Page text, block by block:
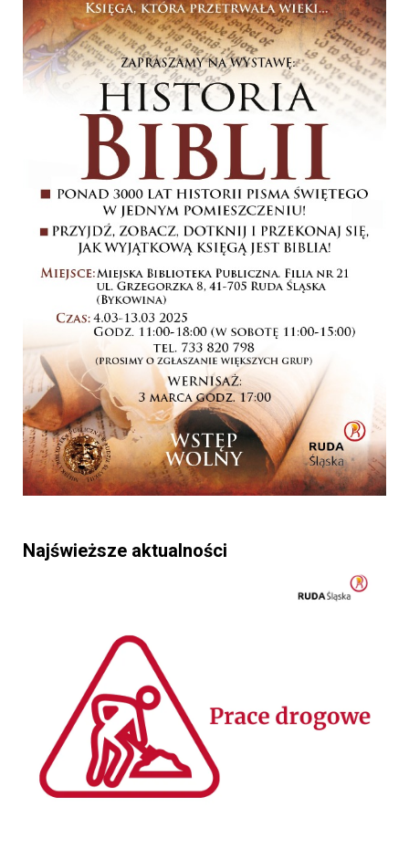
Najświeższe aktualności